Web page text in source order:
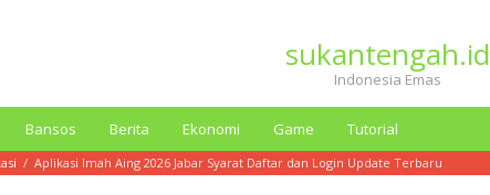
sukantengah.id
Indonesia Emas
Bansos Berita Ekonomi Game Tutorial
/ Aplikasi Imah Aing 2026 Jabar Syarat Daftar dan Login Update Terbaru